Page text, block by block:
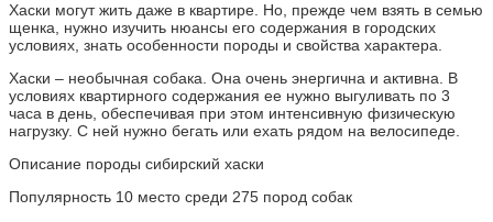
Хаски могут жить даже в квартире. Но, прежде чем взять в семью
щенка, нужно изучить нюансы его содержания в городских
условиях, знать особенности породы и свойства характера.
Хаски – необычная собака. Она очень энергична и активна. В
условиях квартирного содержания ее нужно выгуливать по 3
часа в день, обеспечивая при этом интенсивную физическую
нагрузку. С ней нужно бегать или ехать рядом на велосипеде.
Описание породы сибирский хаски
Популярность 10 место среди 275 пород собак